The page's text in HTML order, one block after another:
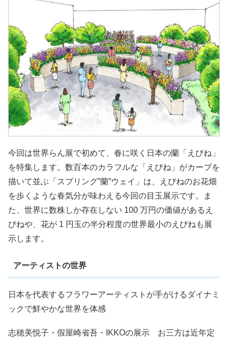
今回は世界らん展で初めて、春に咲く日本の蘭「えびね」
を特集します。数百本のカラフルな「えびね」がカーブを
描いて並ぶ「スプリング”蘭”ウェイ」は、えびねのお花畑
を歩くような春気分が味わえる今回の目玉展示です。ま
た、世界に数株しか存在しない 100 万円の価値があるえ
びねや、花が 1 円玉の半分程度の世界最小のえびねも展
示します。
アーティストの世界
日本を代表するフラワーアーティストが手がけるダイナミ
ックで鮮やかな世界を体感
志穂美悦子・假屋崎省吾・IKKOの展示 お三方は近年定